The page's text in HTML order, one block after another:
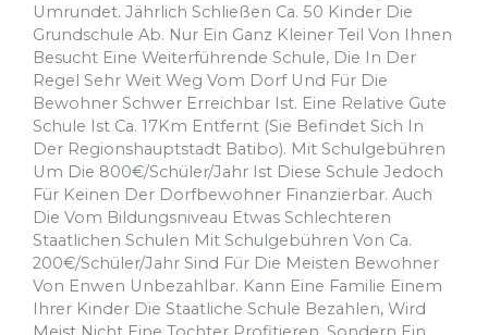
Umrundet. Jährlich Schließen Ca. 50 Kinder Die
Grundschule Ab. Nur Ein Ganz Kleiner Teil Von Ihnen
Besucht Eine Weiterführende Schule, Die In Der
Regel Sehr Weit Weg Vom Dorf Und Für Die
Bewohner Schwer Erreichbar Ist. Eine Relative Gute
Schule Ist Ca. 17Km Entfernt (sie Befindet Sich In
Der Regionshauptstadt Batibo). Mit Schulgebühren
Um Die 800€/Schüler/Jahr Ist Diese Schule Jedoch
Für Keinen Der Dorfbewohner Finanzierbar. Auch
Die Vom Bildungsniveau Etwas Schlechteren
Staatlichen Schulen Mit Schulgebühren Von Ca.
200€/Schüler/Jahr Sind Für Die Meisten Bewohner
Von Enwen Unbezahlbar. Kann Eine Familie Einem
Ihrer Kinder Die Staatliche Schule Bezahlen, Wird